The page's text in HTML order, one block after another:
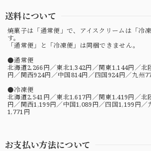
送料について
焼菓子は「通常便」で、アイスクリームは「冷
す。
「通常便」と「冷凍便」は同梱できません。
●通常便
北海道2,266円／東北1,342円／関東1,144円／北
円／関西924円／中国814円／四国924円／九州
●冷凍便
北海道2,541円／東北1,617円／関東1,419円／北
円／関西1,199円／中国1,089円／四国1,199円／
1,771円
お支払い方法について